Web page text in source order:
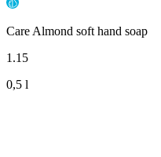
Care Almond soft hand soap
1 .15
0,5 l